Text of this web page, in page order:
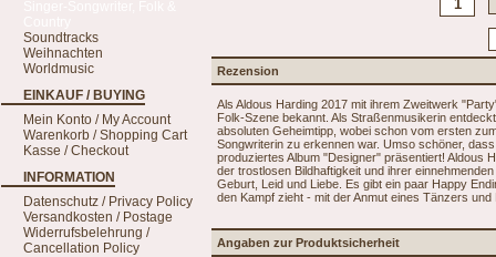
Soundtracks
Weihnachten
Worldmusic
EINKAUF / BUYING
Mein Konto / My Account
Warenkorb / Shopping Cart
Kasse / Checkout
INFORMATION
Datenschutz / Privacy Policy
Versandkosten / Postage
Widerrufsbelehrung /
Cancellation Policy
Rezension
Als Aldous Harding 2017 mit ihrem Zweitwerk
Folk-Szene bekannt. Als Straßenmusikerin
absoluten Geheimtipp, wobei schon vom ersten
Songwriterin zu erkennen war. Umso schöner,
produziertes Album "Designer" präsentiert! Aldous
der trostlosen Bildhaftigkeit und ihrer
Geburt, Leid und Liebe. Es gibt ein paar Happy
den Kampf zieht - mit der Anmut eines Tänzers
Angaben zur Produktsicherheit